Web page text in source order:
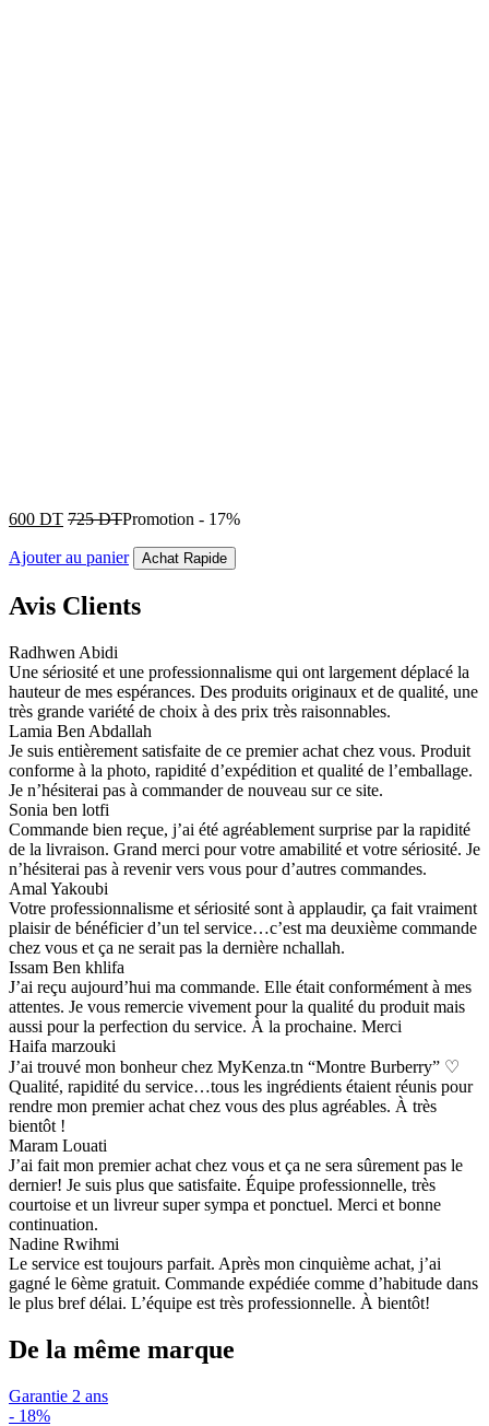
600 DT 725DTPromotion - 17%
Ajouter au panier Achat Rapide
Avis Clients
Radhwen Abidi
Une sériosité et une professionnalisme qui ont largement déplacé la
hauteur de mes espérances. Des produits originaux et de qualité, une
très grande variété de choix à des prix très raisonnables.
Lamia Ben Abdallah
Je suis entièrement satisfaite de ce premier achat chez vous. Produit
conforme à la photo, rapidité d’expédition et qualité de l’emballage.
Je n’hésiterai pas à commander de nouveau sur ce site.
Sonia ben lotfi
Commande bien reçue, j’ai été agréablement surprise par la rapidité
de la livraison. Grand merci pour votre amabilité et votre sériosité. Je
n’hésiterai pas à revenir vers vous pour d’autres commandes.
Amal Yakoubi
Votre professionnalisme et sériosité sont à applaudir, ça fait vraiment
plaisir de bénéficier d’un tel service…c’est ma deuxième commande
chez vous et ça ne serait pas la dernière nchallah.
Issam Ben khlifa
J’ai reçu aujourd’hui ma commande. Elle était conformément à mes
attentes. Je vous remercie vivement pour la qualité du produit mais
aussi pour la perfection du service. À la prochaine. Merci
Haifa marzouki
J’ai trouvé mon bonheur chez MyKenza.tn “Montre Burberry” ♡
Qualité, rapidité du service…tous les ingrédients étaient réunis pour
rendre mon premier achat chez vous des plus agréables. À très
bientôt !
Maram Louati
J’ai fait mon premier achat chez vous et ça ne sera sûrement pas le
dernier! Je suis plus que satisfaite. Équipe professionnelle, très
courtoise et un livreur super sympa et ponctuel. Merci et bonne
continuation.
Nadine Rwihmi
Le service est toujours parfait. Après mon cinquième achat, j’ai
gagné le 6ème gratuit. Commande expédiée comme d’habitude dans
le plus bref délai. L’équipe est très professionnelle. À bientôt!
De la même marque
Garantie 2 ans
- 18%